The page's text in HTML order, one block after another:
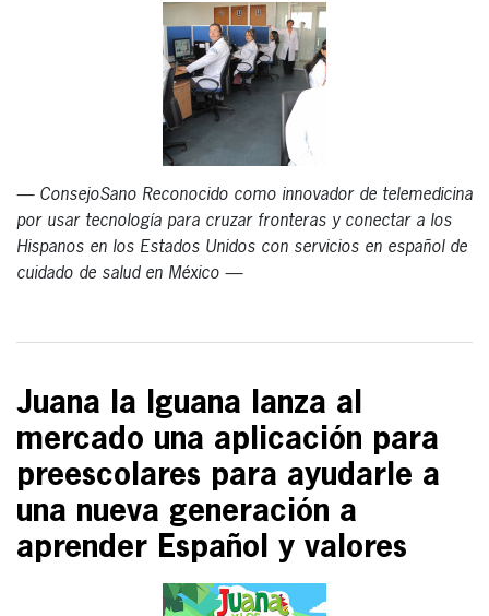
— ConsejoSano Reconocido como innovador de telemedicina
por usar tecnología para cruzar fronteras y conectar a los
Hispanos en los Estados Unidos con servicios en español de
cuidado de salud en México —
Juana la Iguana lanza al
mercado una aplicación para
preescolares para ayudarle a
una nueva generación a
aprender Español y valores